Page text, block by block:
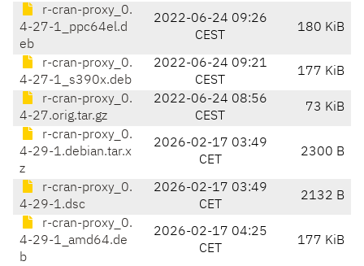
r-cran-proxy_0.
4-27-1_ppc64el.d
eb
2022-06-24 09:26
CEST
180 KiB
r-cran-proxy_0.
4-27-1_s390x.deb
2022-06-24 09:21
CEST
177 KiB
r-cran-proxy_0.
4-27.orig.tar.gz
2022-06-24 08:56
CEST
73 KiB
r-cran-proxy_0.
4-29-1.debian.tar.x
z
2026-02-17 03:49
CET
2300 B
r-cran-proxy_0.
4-29-1.dsc
2026-02-17 03:49
CET
2132 B
r-cran-proxy_0.
4-29-1_amd64.de
b
2026-02-17 04:25
CET
177 KiB